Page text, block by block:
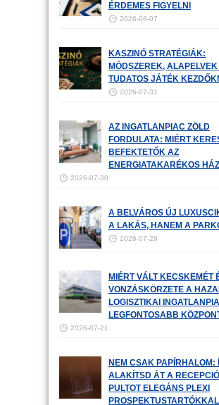
ÉRDEMES FIGYELNI
2026-08-07
KASZINÓ STRATÉGIÁK:
MÓDSZEREK, ALAPELVEK
TUDATOS JÁTÉK
2026-07-31
AZ INGATLANPIAC ZÖLD
FORDULATA: MIÉRT
BEFEKTETŐK AZ
ENERGIATAKARÉKOS
2026-07-30
A BELVÁROS ÚJ
A LAKÁS, HANEM A
2026-07-29
MIÉRT VÁLT KECSKEMÉT
VONZÁSKÖRZETE A
LOGISZTIKAI
LEGFONTOSABB
2026-07-21
NEM CSAK PAPÍRHALOM:
ALAKÍTSD ÁT A
PULTOT ELEGÁNS PLEXI
PROSPEKTUSTARTÓKKAL